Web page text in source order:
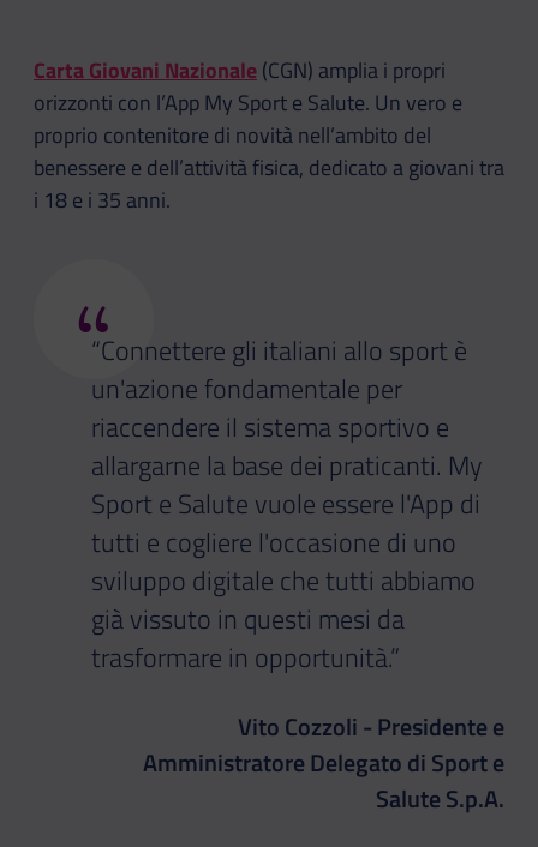
Carta Giovani Nazionale(CGN) amplia i propri
orizzonti con l’App My Sport e Salute. Un vero e
proprio contenitore di novità nell’ambito del
benessere e dell’attività fisica, dedicato a giovani tra
i 18 e i 35 anni.
“
“Connettere gli italiani allo sport è
un'azione fondamentale per
riaccendere il sistema sportivo e
allargarne la base dei praticanti. My
Sport e Salute vuole essere l'App di
tutti e cogliere l'occasione di uno
sviluppo digitale che tutti abbiamo
già vissuto in questi mesi da
trasformare in opportunità.”
Vito Cozzoli - Presidente e
Amministratore Delegato di Sport e
Salute S.p.A.